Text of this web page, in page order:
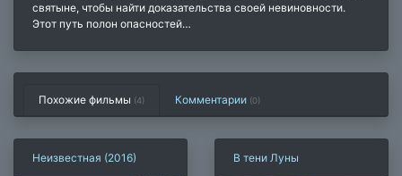
святыне, чтобы найти доказательства своей невиновности.
Этот путь полон опасностей…
Похожие фильмы (4) Комментарии (0)
Неизвестная (2016) В тени Луны